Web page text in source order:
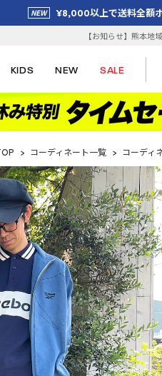
¥8,000以上で送料全額
【お知らせ】熊本地
KIDS NEW SALE
> コーディネート一覧 > コーディ